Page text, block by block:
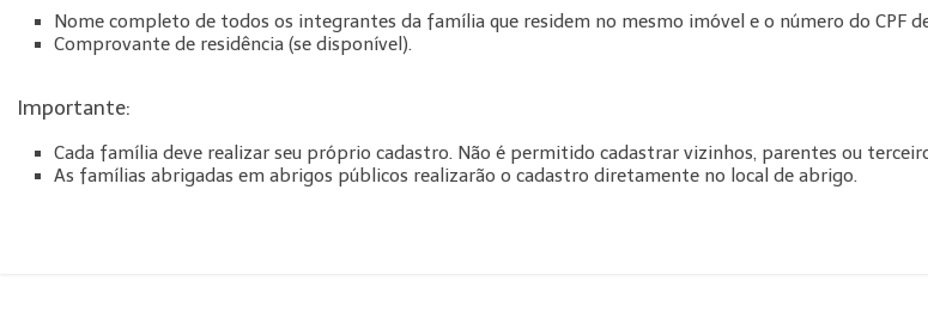
Nome completo de todos os integrantes da família que residem no mesmo imóvel e o número do CPF
Comprovante de residência (se disponível).
Importante:
Cada família deve realizar seu próprio cadastro. Não é permitido cadastrar vizinhos, parentes ou
As famílias abrigadas em abrigos públicos realizarão o cadastro diretamente no local de abrigo.